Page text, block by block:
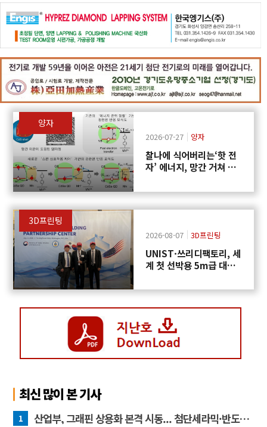
양자
2026-07-27 양자
찰나에 식어버리는‘핫 전
자’ 에너지, 망간 거쳐 화
3D프린팅
2026-08-07 3D프린팅
UNIST·쓰리디팩토리, 세
계 첫 선박용 5m급 대형
최신 많이 본 기사
1 산업부, 그래핀 상용화 본격 시동... 첨단세라믹·반도체 방열소재 시장 확대 기대